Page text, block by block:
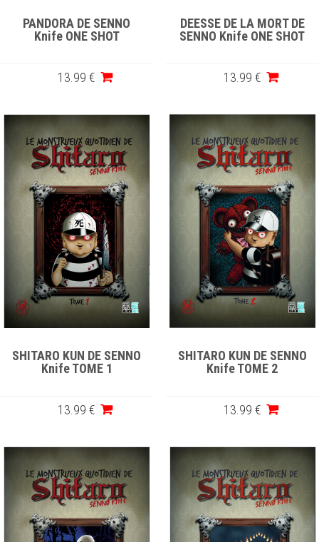
PANDORA DE SENNO
Knife ONE SHOT
13 .99 €
DEESSE DE LA MORT DE
SENNO Knife ONE SHOT
13 .99 €
SHITARO KUN DE SENNO
Knife TOME 1
13 .99 €
SHITARO KUN DE SENNO
Knife TOME 2
13 .99 €